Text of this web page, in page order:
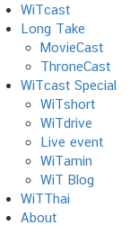
Skip
to
content
WiTcast
Long Take
MovieCast
ThroneCast
WiTcast Special
WiTshort
WiTdrive
Live event
WiTamin
WiT Blog
WiTThai
About